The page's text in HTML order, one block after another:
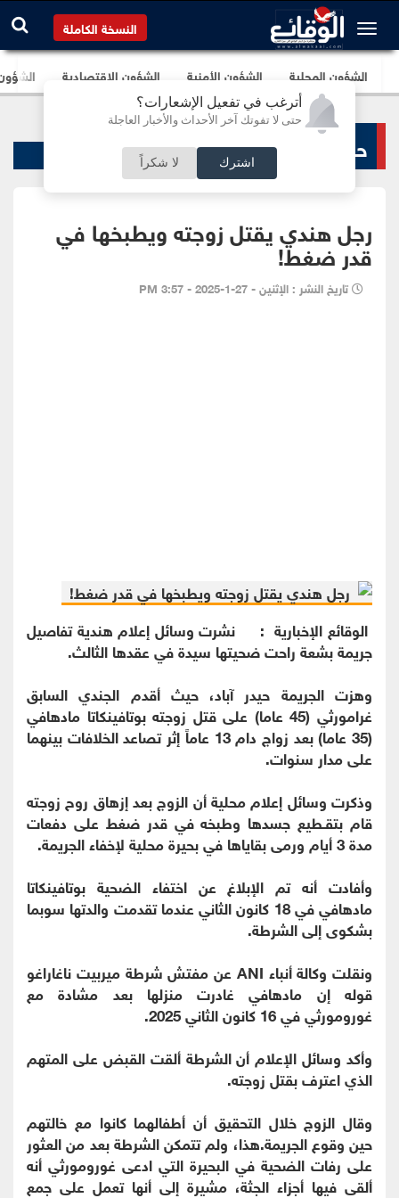
أترغب في تفعيل الإشعارات؟
حتى لا تفوتك آخر الأحداث والأخبار العاجلة
اشترك لا شكراً
النسخة الكاملة
الشؤون المحلية الشؤون الأمنية الشؤون الإقتصادية
حوادث ساخنة
رجل هندي يقتل زوجته ويطبخها في
قدر ضغط!
تاريخ النشر : الإثنين - 27-1-2025 - 3:57 PM
الوقائع الإخبارية : نشرت وسائل إعلام هندية تفاصيل
جريمة بشعة راحت ضحيتها سيدة في عقدها الثالث.
وهزت الجريمة حيدر آباد، حيث أقدم الجندي السابق
غرامورثي (45 عاما) على قتل زوجته بوتافينكاتا مادهافي
(35 عاما) بعد زواج دام 13 عاماً إثر تصاعد الخلافات بينهما
على مدار سنوات.
وذكرت وسائل إعلام محلية أن الزوج بعد إزهاق روح زوجته
قام بتقـطيع جسدها وطبخه في قدر ضغط على دفعات
مدة 3 أيام ورمى بقاياها في بحيرة محلية لإخفاء الجريمة.
وأفادت أنه تم الإبلاغ عن اختفاء الضحية بوتافينكاتا
مادهافي في 18 كانون الثاني عندما تقدمت والدتها سوبما
بشكوى إلى الشرطة.
ونقلت وكالة أنباء ANI عن مفتش شرطة ميربيت ناغاراغو
قوله إن مادهافي غادرت منزلها بعد مشادة مع
غورومورثي في 16 كانون الثاني 2025.
وأكد وسائل الإعلام أن الشرطة ألقت القبض على المتهم
الذي اعترف بقتل زوجته.
وقال الزوج خلال التحقيق أن أطفالهما كانوا مع خالتهم
حين وقوع الجريمة.هذا، ولم تتمكن الشرطة بعد من العثور
على رفات الضحية في البحيرة التي ادعى غورومورثي أنه
ألقى فيها أجزاء الجثة، مشيرة إلى أنها تعمل على جمع